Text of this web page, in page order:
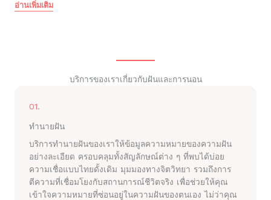
อ่านเพิ่มเติม
บริการของเราเกี่ยวกับฝันและการนอน
01.
ทำนายฝัน
บริการทำนายฝันของเราให้ข้อมูลความหมายของความฝัน
อย่างละเอียด ครอบคลุมทั้งสัญลักษณ์ต่าง ๆ ที่พบได้บ่อย
ความเชื่อแบบไทยดั้งเดิม มุมมองทางจิตวิทยา รวมถึงการ
ตีความที่เชื่อมโยงกับสถานการณ์ชีวิตจริง เพื่อช่วยให้คุณ
เข้าใจความหมายที่ซ่อนอยู่ในความฝันของตนเอง ไม่ว่าคุณ